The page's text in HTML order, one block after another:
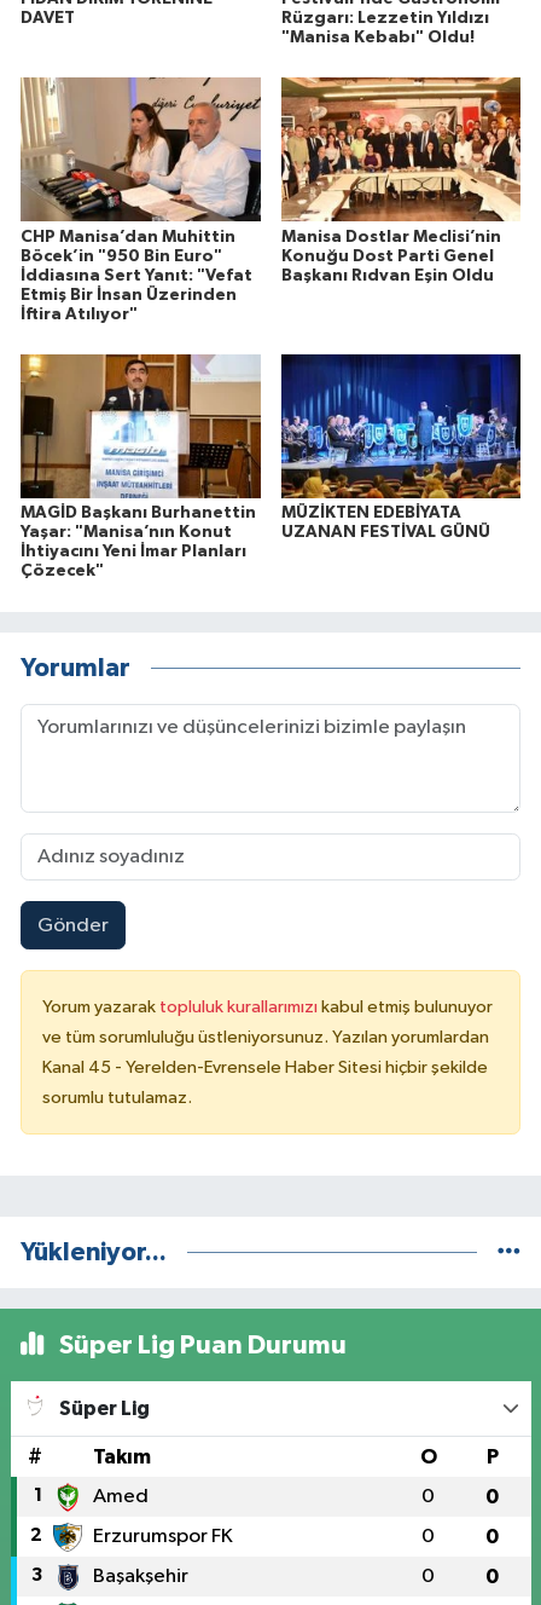
DAVET
Rüzgarı: Lezzetin Yıldızı
"Manisa Kebabı" Oldu!
CHP Manisa’dan Muhittin
Böcek’in "950 Bin Euro"
İddiasına Sert Yanıt: "Vefat
Etmiş Bir İnsan Üzerinden
İftira Atılıyor"
Manisa Dostlar Meclisi’nin
Konuğu Dost Parti Genel
Başkanı Rıdvan Eşin Oldu
MAGİD Başkanı Burhanettin
Yaşar: "Manisa’nın Konut
İhtiyacını Yeni İmar Planları
Çözecek"
MÜZİKTEN EDEBİYATA
UZANAN FESTİVAL GÜNÜ
Yorumlar
Gönder
Yorum yazarak topluluk kurallarımızı kabul etmiş bulunuyor
ve tüm sorumluluğu üstleniyorsunuz. Yazılan yorumlardan
Kanal 45 - Yerelden-Evrensele Haber Sitesi hiçbir şekilde
sorumlu tutulamaz.
Yükleniyor...
Süper Lig Puan Durumu
Süper Lig
# Takım O P
1 Amed 0 0
2 Erzurumspor FK 0 0
3 Başakşehir 0 0